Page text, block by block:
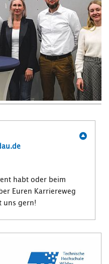
habt oder beim
Euren Karriereweg
uns gern!